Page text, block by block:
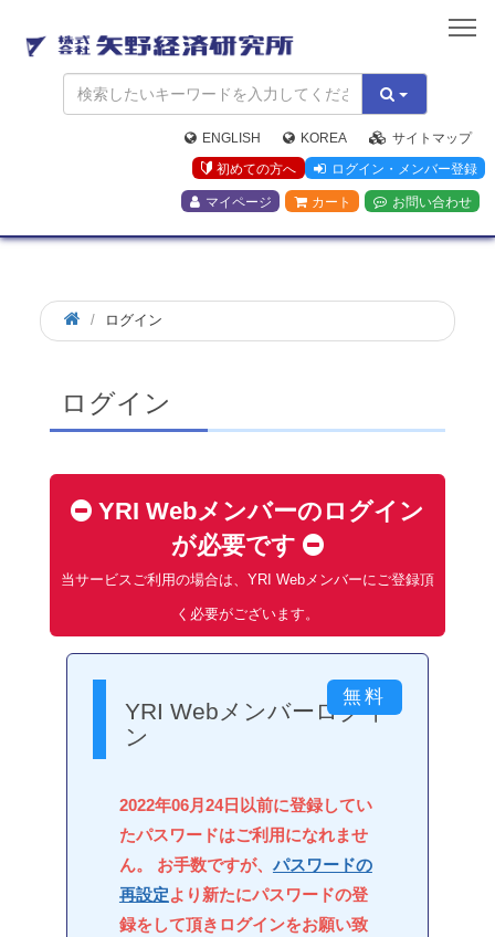
矢
野
経
済
研
究
所
ENGLISH KOREA
サイトマップ
初めての方へ
ログイン・メンバー登録
マイページ カート お問い合わせ
ログイン
ログイン
YRI Webメンバーのログイン
が必要です
当サービスご利用の場合は、YRI Webメンバーにご登録頂
く必要がございます。
YRI Webメンバーログイ
ン
2022年06月24日以前に登録してい
たパスワードはご利用になれませ
ん。 お手数ですが、 パスワードの
再設定より新たにパスワードの登
録をして頂きログインをお願い致